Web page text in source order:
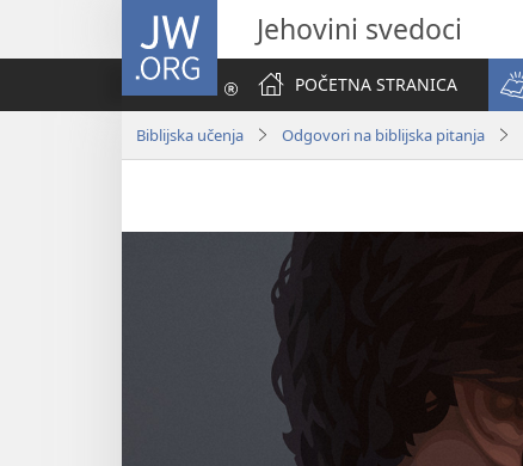
JW.ORG Jehovini svedoci
POČETNA STRANICA
Biblijska učenja Odgovori na biblijska pitanja